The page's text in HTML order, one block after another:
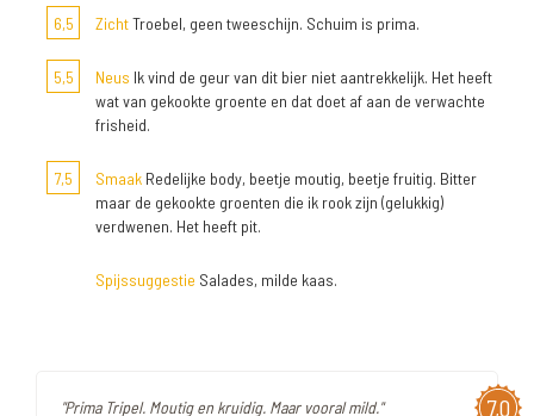
6,5
ZichtTroebel, geen tweeschijn. Schuim is prima.
5,5 Neus Ik vind de geur van dit bier niet aantrekkelijk. Het heeft
wat van gekookte groente en dat doet af aan de verwachte
frisheid.
7,5 Smaak Redelijke body, beetje moutig, beetje fruitig. Bitter
maar de gekookte groenten die ik rook zijn (gelukkig)
verdwenen. Het heeft pit.
Spijssuggestie Salades, milde kaas.
7,0
"Prima Tripel. Moutig en kruidig. Maar vooral mild."